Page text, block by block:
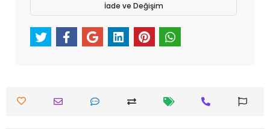
İade ve Değişim